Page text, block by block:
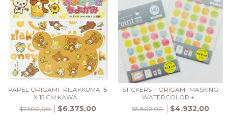
PAPEL ORIGAMI- RILAKKUMA 15
X 15 CM KAWA...
$7.500,00
$6.375,00
STICKERS + ORIGAMI-MASKING
WATERCOLOR +...
$5.802,00
$4.932,00